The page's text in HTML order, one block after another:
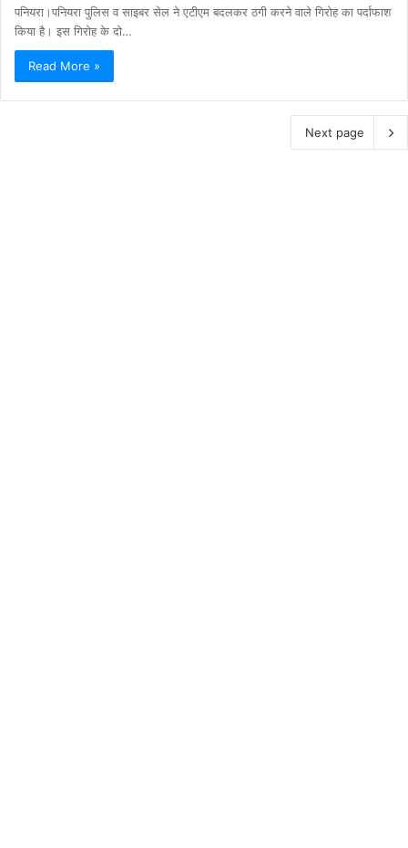
पनियरा।पनियरा पुलिस व साइबर सेल ने एटीएम बदलकर ठगी करने वाले गिरोह का पर्दाफाश
किया है। इस गिरोह के दो…
Read More »
Next page